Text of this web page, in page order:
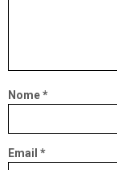
Nome*
Email *